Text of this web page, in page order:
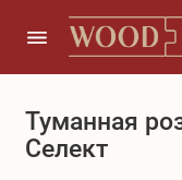
Туманная
Селект